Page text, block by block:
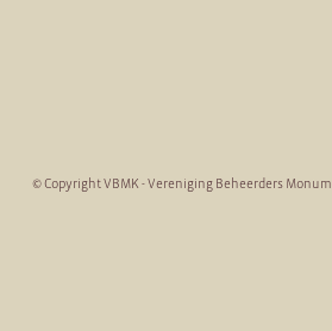
© Copyright VBMK - Vereniging Beheerders